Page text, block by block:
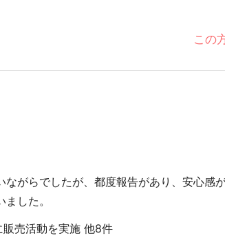
この
がらでしたが、都度報告があり、安心感が
した。
売活動を実施 他8件